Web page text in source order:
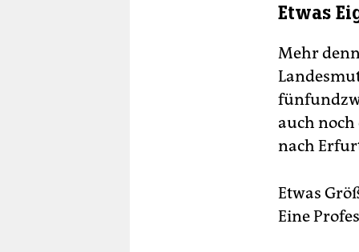
Etwas
Mehr
auch noch
nach
Etwas
Eine